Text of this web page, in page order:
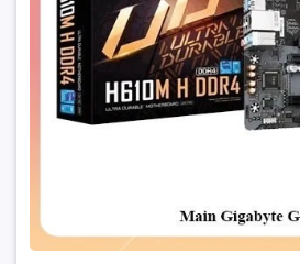
Cổng kết nối :(Internal) 1x USB 3.2
(From H610 chipset)
Supports additional 2 USB 3.2 Gen 1
2x USB 2.0 Type-A connectors (From
kích thước 40x40x5cm